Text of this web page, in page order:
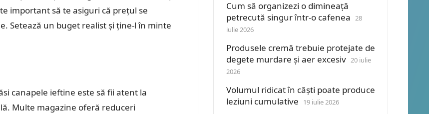
important să te asiguri că prețul se
Setează un buget realist și ține-l în minte
canapele ieftine este să fii atent la
Multe magazine oferă reduceri
Cum să organizezi o dimineață
petrecută singur într-o cafenea 28
iulie 2026
Produsele cremă trebuie protejate de
degete murdare și aer excesiv 20 iulie
2026
Volumul ridicat în căști poate produce
leziuni cumulative
19 iulie 2026